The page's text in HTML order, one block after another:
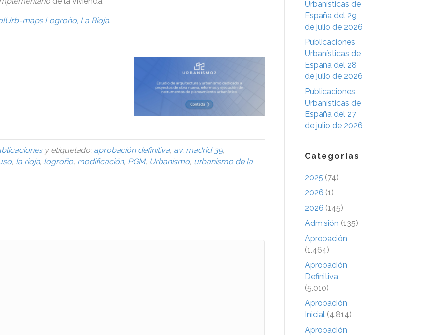
maps Logroño, La Rioja.
y etiquetado: aprobación definitiva, av. madrid 39,
, la rioja, logroño, modificación, PGM, Urbanismo, urbanismo de la
Urbanísticas de
España del 29
de julio de 2026
Publicaciones
Urbanísticas de
España del 28
de julio de 2026
Publicaciones
Urbanísticas de
España del 27
de julio de 2026
Categorías
2025 (74)
2026 (1)
2026 (145)
Admisión (135)
Aprobación
(1.464)
Aprobación
Definitiva
(5.010)
Aprobación
Inicial (4.814)
Aprobación